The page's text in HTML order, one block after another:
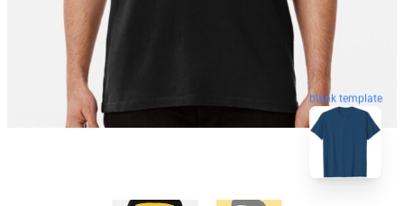
blank template